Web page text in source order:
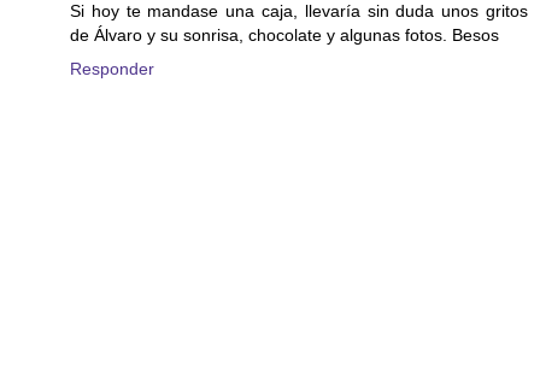
Si hoy te mandase una caja, llevaría sin duda unos gritos
de Álvaro y su sonrisa, chocolate y algunas fotos. Besos
Responder